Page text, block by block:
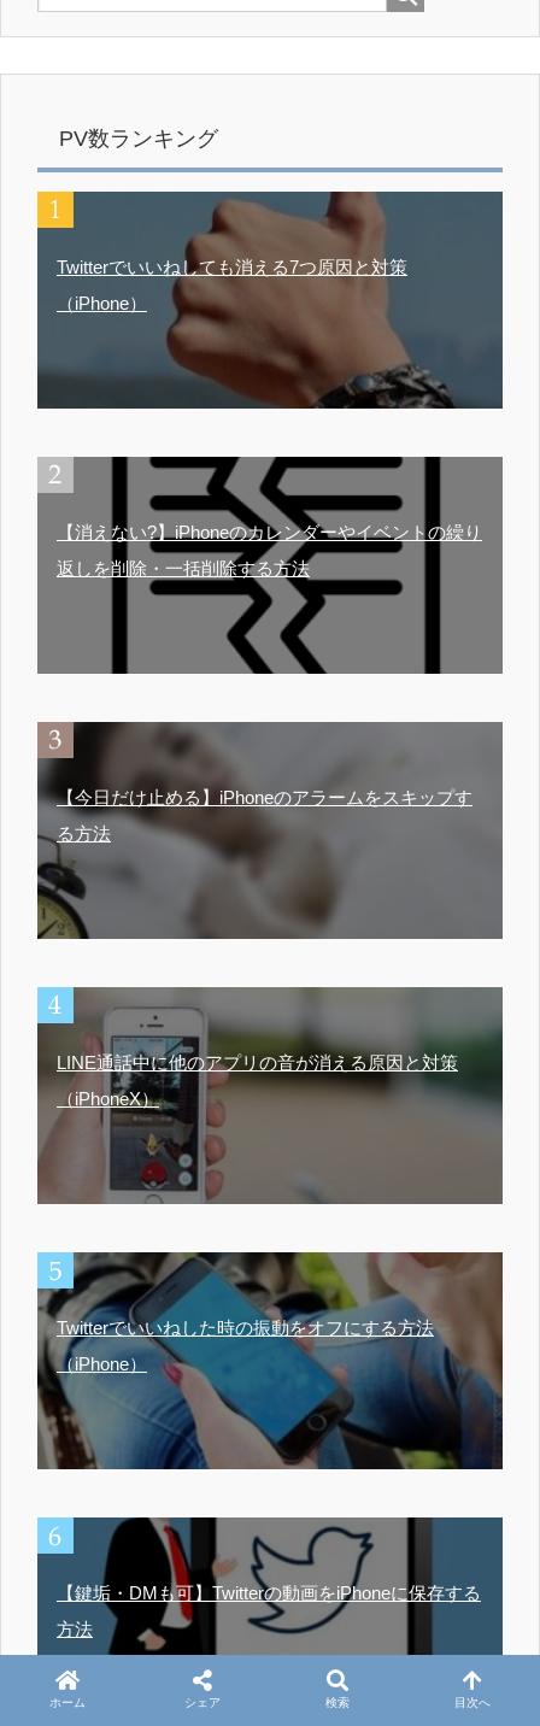
PV数ランキング
Twitterでいいねしても消える7つ原因と対策
（iPhone）
【消えない?】iPhoneのカレンダーやイベントの繰り
返しを削除・一括削除する方法
【今日だけ止める】iPhoneのアラームをスキップす
る方法
LINE通話中に他のアプリの音が消える原因と対策
（iPhoneX）
Twitterでいいねした時の振動をオフにする方法
（iPhone）
【鍵垢・DMも可】Twitterの動画をiPhoneに保存する
方法
ホーム シェア 検索 目次へ